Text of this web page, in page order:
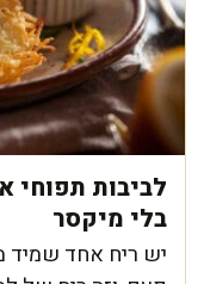
בלי מיקסר
יש ריח אחד שמיד